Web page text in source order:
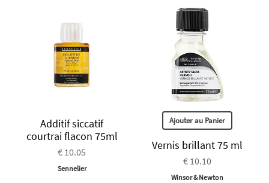
Additif siccatif
courtrai flacon 75ml
€ 10.05
Sennelier
Ajouter au Panier
Vernis brillant 75 ml
€ 10.10
Winsor & Newton